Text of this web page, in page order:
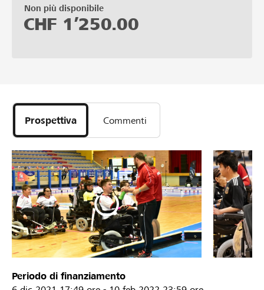
Non più disponibile
CHF 1’250.00
Prospettiva Commenti
Periodo di finanziamento